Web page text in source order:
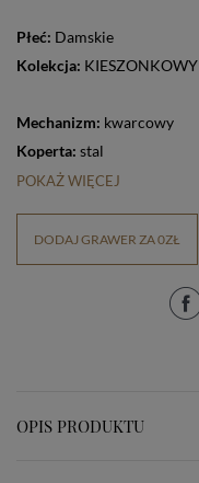
Płeć: Damskie
Kolekcja: KIESZONKOWY
Mechanizm: kwarcowy
Koperta: stal
POKAŻ WIĘCEJ
DODAJ GRAWER ZA 0ZŁ
OPIS PRODUKTU